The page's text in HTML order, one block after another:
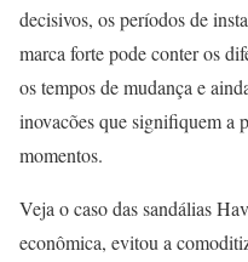
decisivos, os períodos de
marca forte pode conter os
os tempos de mudança e
inovacões que signifiquem a
momentos.
Veja o caso das sandálias
econômica, evitou a